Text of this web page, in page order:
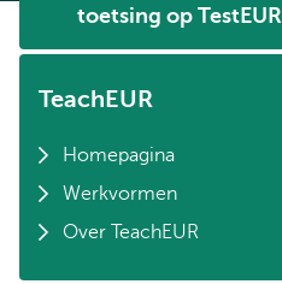
toetsing op TestEUR
TeachEUR
Homepagina
Werkvormen
Over TeachEUR